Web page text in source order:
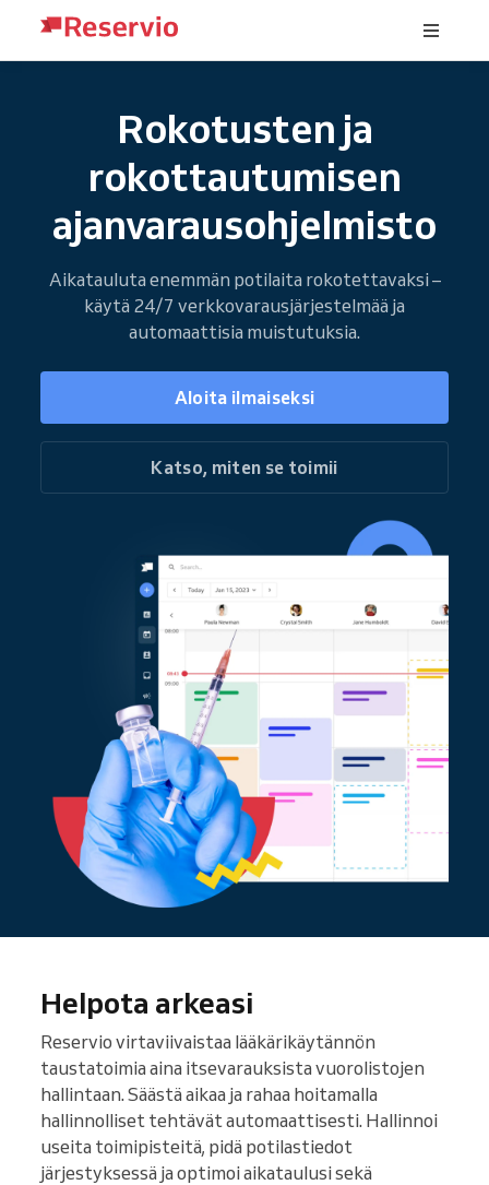
Rokotusten ja
rokottautumisen
ajanvarausohjelmisto
Aikatauluta enemmän potilaita rokotettavaksi –
käytä 24/7 verkkovarausjärjestelmää ja
automaattisia muistutuksia.
Aloita ilmaiseksi
Katso, miten se toimii
Helpota arkeasi
Reservio virtaviivaistaa lääkärikäytännön
taustatoimia aina itsevarauksista vuorolistojen
hallintaan. Säästä aikaa ja rahaa hoitamalla
hallinnolliset tehtävät automaattisesti. Hallinnoi
useita toimipisteitä, pidä potilastiedot
järjestyksessä ja optimoi aikataulusi sekä